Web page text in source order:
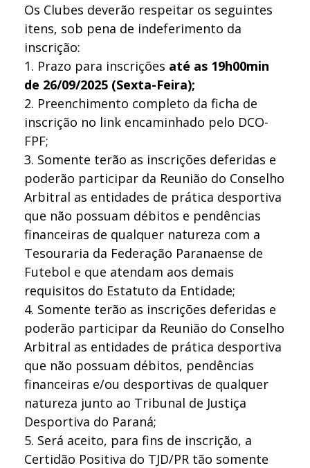
Os Clubes deverão respeitar os seguintes
itens, sob pena de indeferimento da
inscrição:
1. Prazo para inscrições até as 19h00min
de 26/09/2025 (Sexta-Feira);
2. Preenchimento completo da ficha de
inscrição no link encaminhado pelo DCO-
FPF;
3. Somente terão as inscrições deferidas e
poderão participar da Reunião do Conselho
Arbitral as entidades de prática desportiva
que não possuam débitos e pendências
financeiras de qualquer natureza com a
Tesouraria da Federação Paranaense de
Futebol e que atendam aos demais
requisitos do Estatuto da Entidade;
4. Somente terão as inscrições deferidas e
poderão participar da Reunião do Conselho
Arbitral as entidades de prática desportiva
que não possuam débitos, pendências
financeiras e/ou desportivas de qualquer
natureza junto ao Tribunal de Justiça
Desportiva do Paraná;
5. Será aceito, para fins de inscrição, a
Certidão Positiva do TJD/PR tão somente